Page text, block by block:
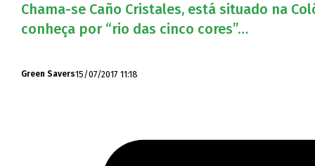
Chama-se Caño Cristales, está situado na
conheça por “rio das cinco cores”…
Green Savers15/07/2017 11:18